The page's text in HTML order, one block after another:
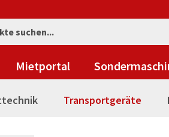
Mietportal
Transportgeräte